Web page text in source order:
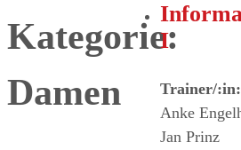
Kategorie:
Damen
I
Trainer/:in:
Anke
Jan Prinz